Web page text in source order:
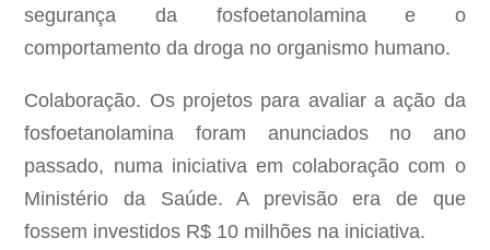
segurança da fosfoetanolamina e o
comportamento da droga no organismo humano.
Colaboração. Os projetos para avaliar a ação da
fosfoetanolamina foram anunciados no ano
passado, numa iniciativa em colaboração com o
Ministério da Saúde. A previsão era de que
fossem investidos R$ 10 milhões na iniciativa.